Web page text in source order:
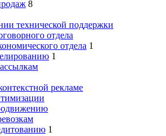
8
технической поддержки
отдела
отдела 1
1
рекламе
1